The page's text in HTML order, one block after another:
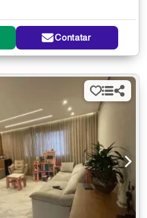
Contatar